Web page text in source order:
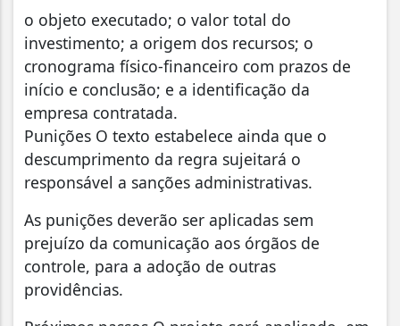
o objeto executado; o valor total do
investimento; a origem dos recursos; o
cronograma físico-financeiro com prazos de
início e conclusão; e a identificação da
empresa contratada.
Punições O texto estabelece ainda que o
descumprimento da regra sujeitará o
responsável a sanções administrativas.
As punições deverão ser aplicadas sem
prejuízo da comunicação aos órgãos de
controle, para a adoção de outras
providências.